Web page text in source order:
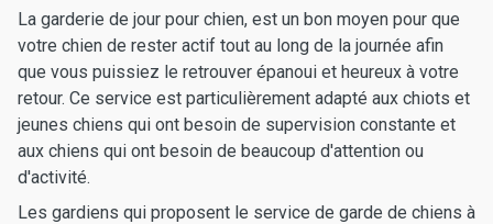
La garderie de jour pour chien, est un bon moyen pour que
votre chien de rester actif tout au long de la journée afin
que vous puissiez le retrouver épanoui et heureux à votre
retour. Ce service est particulièrement adapté aux chiots et
jeunes chiens qui ont besoin de supervision constante et
aux chiens qui ont besoin de beaucoup d'attention ou
d'activité.
Les gardiens qui proposent le service de garde de chiens à